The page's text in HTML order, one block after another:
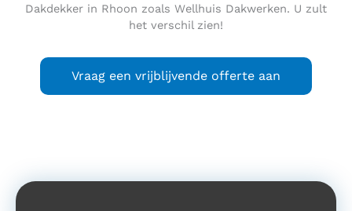
Dakdekker in Rhoon zoals Wellhuis Dakwerken. U zult
het verschil zien!
Vraag een vrijblijvende offerte aan